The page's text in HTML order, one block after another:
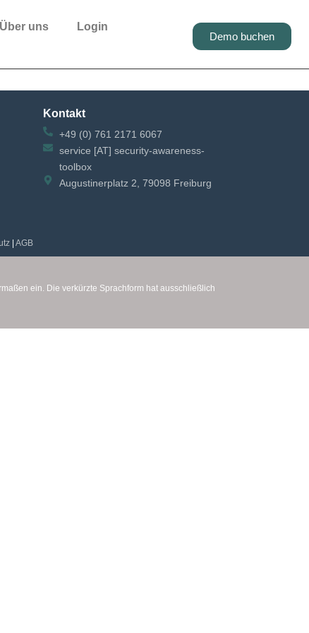
Demo buchen
Über uns Login
Kontakt
+49 (0) 761 2171 6067
service [AT] security-awareness-
toolbox
Augustinerplatz 2, 79098 Freiburg
| AGB
ein. Die verkürzte Sprachform hat ausschließlich